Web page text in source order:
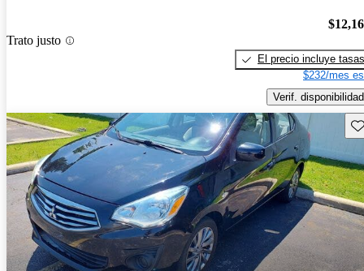
Trato justo
El precio incluye tasas
$232/mes
Verif. disponibilidad